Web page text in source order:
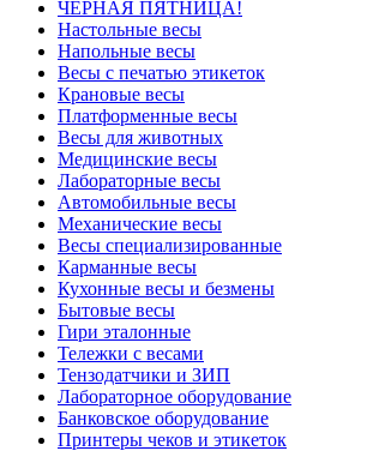
ЧЁРНАЯ ПЯТНИЦА!
Настольные весы
Напольные весы
Весы с печатью этикеток
Крановые весы
Платформенные весы
Весы для животных
Медицинские весы
Лабораторные весы
Автомобильные весы
Механические весы
Весы специализированные
Карманные весы
Кухонные весы и безмены
Бытовые весы
Гири эталонные
Тележки с весами
Тензодатчики и ЗИП
Лабораторное оборудование
Банковское оборудование
Принтеры чеков и этикеток